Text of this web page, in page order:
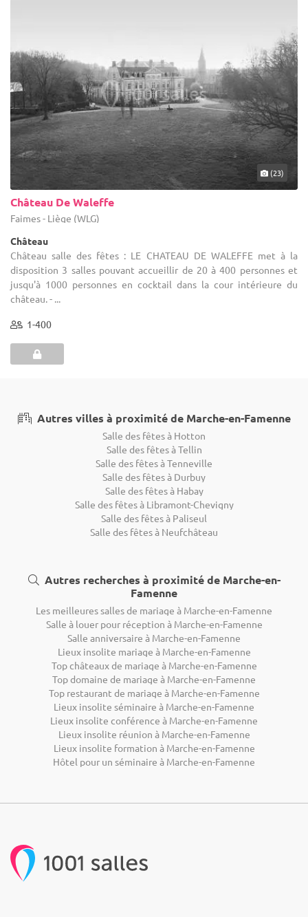
(23)
Château De Waleffe
Faimes - Liège (WLG)
Château
Château salle des fêtes : LE CHATEAU DE WALEFFE met à la
disposition 3 salles pouvant accueillir de 20 à 400 personnes et
jusqu'à 1000 personnes en cocktail dans la cour intérieure du
château. - ...
1-400
Autres villes à proximité de Marche-en-Famenne
Salle des fêtes à Hotton
Salle des fêtes à Tellin
Salle des fêtes à Tenneville
Salle des fêtes à Durbuy
Salle des fêtes à Habay
Salle des fêtes à Libramont-Chevigny
Salle des fêtes à Paliseul
Salle des fêtes à Neufchâteau
Autres recherches à proximité de Marche-en-
Famenne
Les meilleures salles de mariage à Marche-en-Famenne
Salle à louer pour réception à Marche-en-Famenne
Salle anniversaire à Marche-en-Famenne
Lieux insolite mariage à Marche-en-Famenne
Top châteaux de mariage à Marche-en-Famenne
Top domaine de mariage à Marche-en-Famenne
Top restaurant de mariage à Marche-en-Famenne
Lieux insolite séminaire à Marche-en-Famenne
Lieux insolite conférence à Marche-en-Famenne
Lieux insolite réunion à Marche-en-Famenne
Lieux insolite formation à Marche-en-Famenne
Hôtel pour un séminaire à Marche-en-Famenne